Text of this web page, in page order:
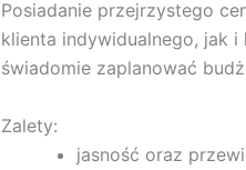
Posiadanie przejrzystego
klienta indywidualnego, jak i
świadomie zaplanować
Zalety:
jasność oraz